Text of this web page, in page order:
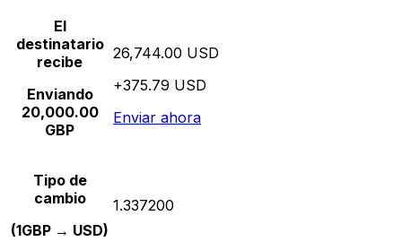
El
destinatario
recibe
Enviando
20,000.00
GBP
26,744.00 USD
+375.79 USD
Enviar ahora
Tipo de
cambio
(1GBP → USD)
1.337200